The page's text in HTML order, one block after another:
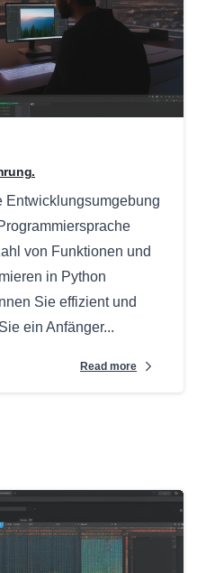
Entwicklungsumgebung
von Funktionen und
in Python
Sie effizient und
ein Anfänger...
Read more